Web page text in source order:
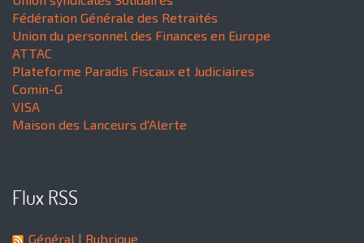
Fédération Générale des Retraités
Union du personnel des Finances en Europe
ATTAC
Plateforme Paradis Fiscaux et Judiciaires
Comin-G
VISA
Maison des Lanceurs d'Alerte
Flux RSS
Général | Rubrique